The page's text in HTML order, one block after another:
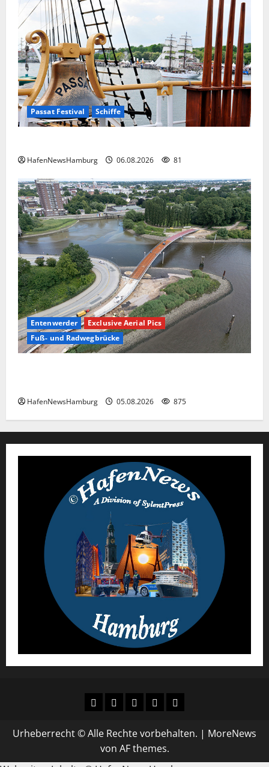
Passat Festival Schiffe
HafenNewsHamburg 06.08.2026 81
Entenwerder
Exclusive Aerial Pics
Fuß- und Radwegbrücke
HafenNewsHamburg 05.08.2026 875
AGBDatenschutz
Urheberrecht
Impressum
Über
Urheberrecht © Alle Rechte vorbehalten. | MoreNews
von AF themes.